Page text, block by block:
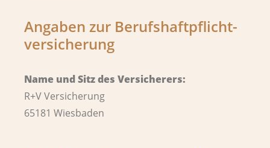
Angaben zur Berufs­haftpflicht­
versicherung
Name und Sitz des Versicherers:
R+V Versicherung
65181 Wiesbaden